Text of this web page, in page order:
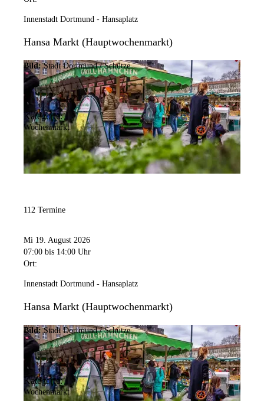
Innenstadt Dortmund - Hansaplatz
Hansa Markt (Hauptwochenmarkt)
Bild: Stadt Dortmund / Schütze
Kategorie:
Wochenmarkt
112 Termine
Mi 19. August 2026
07:00 bis 14:00 Uhr
Ort:
Innenstadt Dortmund - Hansaplatz
Hansa Markt (Hauptwochenmarkt)
Bild: Stadt Dortmund / Schütze
Kategorie:
Wochenmarkt